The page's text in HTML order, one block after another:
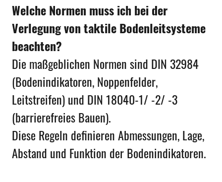
Welche Normen muss ich bei der
Verlegung von taktile Bodenleitsysteme
beachten?
Die maßgeblichen Normen sind DIN 32984
(Bodenindikatoren, Noppenfelder,
Leitstreifen) und DIN 18040-1/ -2/ -3
(barrierefreies Bauen).
Diese Regeln definieren Abmessungen, Lage,
Abstand und Funktion der Bodenindikatoren.